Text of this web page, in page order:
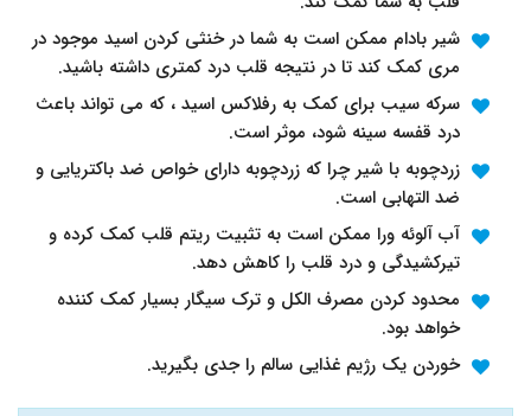
شیر بادام ممکن است به شما در خنثی کردن اسید موجود در
مری کمک کند تا در نتیجه قلب درد کمتری داشته باشید.
سرکه سیب برای کمک به رفلاکس اسید ، که می تواند باعث
درد قفسه سینه شود، موثر است.
زردچوبه با شیر چرا که زردچوبه دارای خواص ضد باکتریایی و
ضد التهابی است.
آب آلوئه ورا ممکن است به تثبیت ریتم قلب کمک کرده و
تیرکشیدگی و درد قلب را کاهش دهد.
محدود کردن مصرف الکل و ترک سیگار بسیار کمک کننده
خواهد بود.
خوردن یک رژیم غذایی سالم را جدی بگیرید.